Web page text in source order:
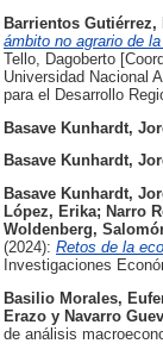
Barrientos
ámbito no agrario de
Tello, Dagoberto
Universidad Nacional
para el Desarrollo
Basave Kunhardt,
Basave Kunhardt,
Basave Kunhardt,
López, Erika; Narro
Woldenberg,
(2024): Retos de la
Investigaciones
Basilio Morales,
Erazo y Navarro
de análisis